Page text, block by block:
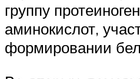
группу
аминокислот,
формировании